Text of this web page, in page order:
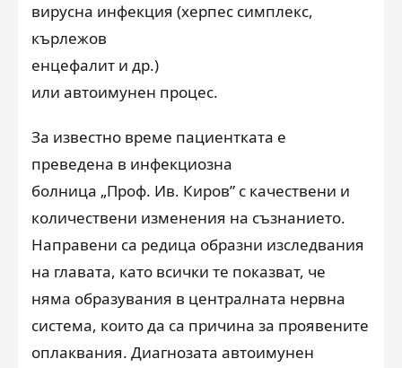
вирусна инфекция (херпес симплекс,
кърлежов
енцефалит и др.)
или автоимунен процес.
За известно време пациентката е
преведена в инфекциозна
болница „Проф. Ив. Киров” с качествени и
количествени изменения на съзнанието.
Направени са редица образни изследвания
на главата, като всички те показват, че
няма образувания в централната нервна
система, които да са причина за проявените
оплаквания. Диагнозата автоимунен